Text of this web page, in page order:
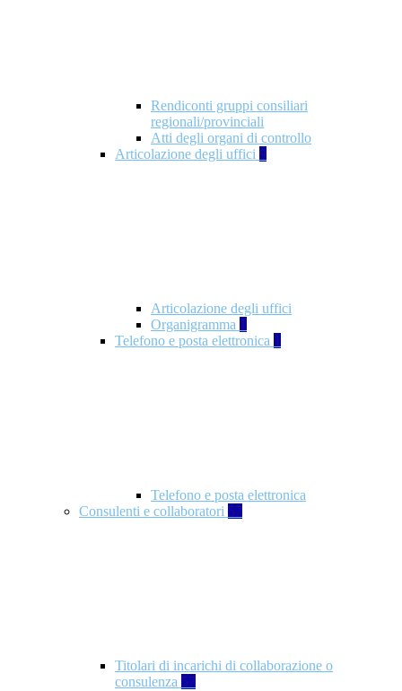
Rendiconti gruppi consiliari
regionali/provinciali
Atti degli organi di controllo
Articolazione degli uffici 9
Articolazione degli uffici
Organigramma 1
Telefono e posta elettronica 1
Telefono e posta elettronica
Consulenti e collaboratori 57
Titolari di incarichi di collaborazione o
consulenza 57